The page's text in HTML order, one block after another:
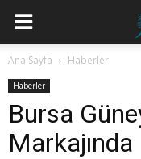
Ana Sayfa Haberler
Haberler
Bursa
Markajında